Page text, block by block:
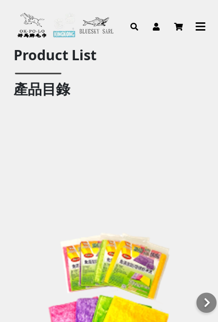
Product List
產品目錄